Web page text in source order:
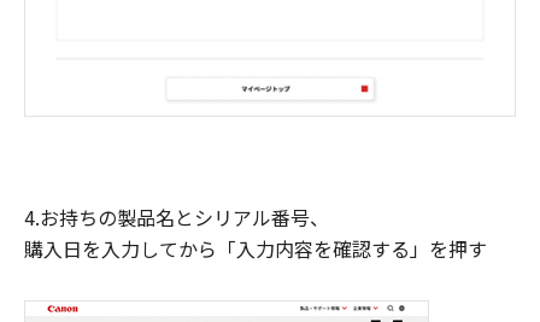
4.お持ちの製品名とシリアル番号、
購入日を入力してから「入力内容を確認する」を押す